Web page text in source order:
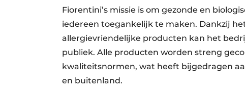
Fiorentini’s missie is om gezonde en
iedereen toegankelijk te maken. Dankzij
allergievriendelijke producten kan het
publiek. Alle producten worden streng
kwaliteitsnormen, wat heeft bijgedragen
en buitenland.